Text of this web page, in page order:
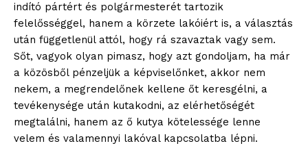
indító pártért és polgármesterét tartozik
felelősséggel, hanem a körzete lakóiért is, a választás
után függetlenül attól, hogy rá szavaztak vagy sem.
Sőt, vagyok olyan pimasz, hogy azt gondoljam, ha már
a közösből pénzeljük a képviselőnket, akkor nem
nekem, a megrendelőnek kellene őt keresgélni, a
tevékenysége után kutakodni, az elérhetőségét
megtalálni, hanem az ő kutya kötelessége lenne
velem és valamennyi lakóval kapcsolatba lépni.